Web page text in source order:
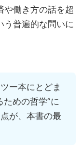
や働き方の話を超
う普遍的な問いに
ー本にとどま
ための哲学”に
が、本書の最